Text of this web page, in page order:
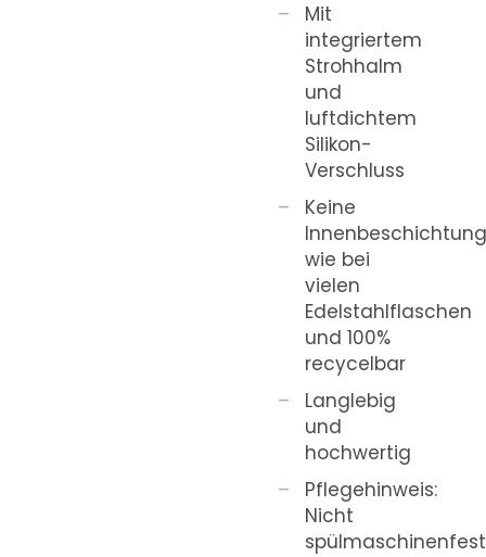
Mit
integriertem
Strohhalm
und
luftdichtem
Silikon-
Verschluss
Keine
wie bei
vielen
Edelstahlflaschen
und 100%
recycelbar
Langlebig
und
hochwertig
Pflegehinweis:
Nicht
spülmaschinenfest